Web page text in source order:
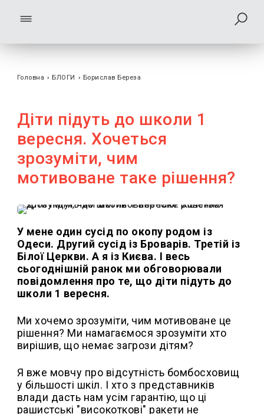
Головна › БЛОГИ › Борислав Береза
Діти підуть до школи 1
вересня. Хочеться
зрозуміти, чим
мотивоване таке рішення?
У мене один сусід по окопу родом із
Одеси. Другий сусід із Броварів. Третій із
Білої Церкви. А я із Києва. І весь
сьогоднішній ранок ми обговорювали
повідомлення про те, що діти підуть до
школи 1 вересня.
Ми хочемо зрозуміти, чим мотивоване це
рішення? Ми намагаємося зрозуміти хто
вирішив, що немає загрози дітям?
Я вже мовчу про відсутність бомбосховищ
у більшості шкіл. І хто з представників
влади дасть нам усім гарантію, що ці
рашистські "високоткові" ракети не